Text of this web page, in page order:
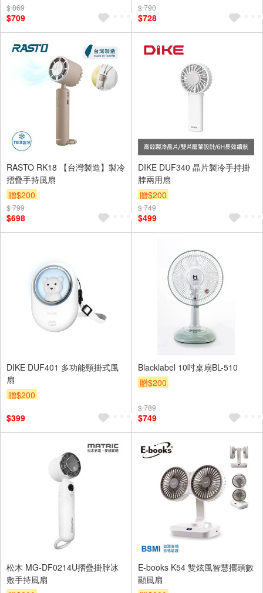
$ 869
$709
$ 790
$728
RASTO RK18 【台灣製造】製冷
摺疊手持風扇
贈$200
$ 799
$698
DIKE DUF340 晶片製冷手持掛
脖兩用扇
贈$200
$ 749
$499
DIKE DUF401 多功能頸掛式風
扇
贈$200
$399
Blacklabel 10吋桌扇BL-510
贈$200
$ 789
$749
松木 MG-DF0214U摺疊掛脖冰
敷手持風扇
E-books K54 雙炫風智慧擺頭數
顯風扇